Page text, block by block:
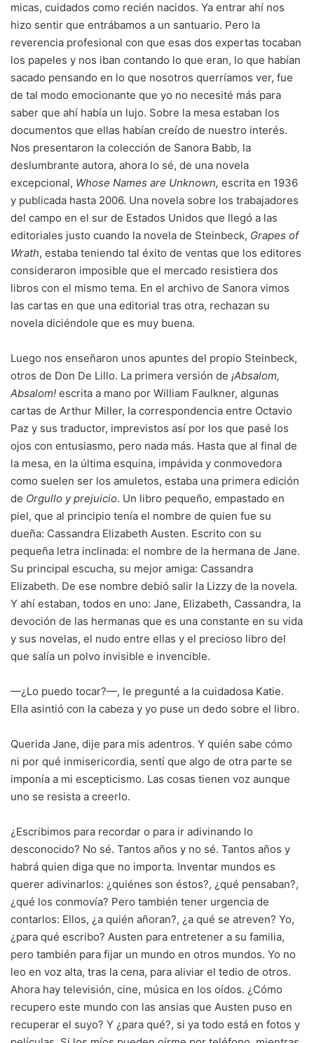
micas, cuidados como recién nacidos. Ya entrar ahí nos
hizo sentir que entrábamos a un santuario. Pero la
reverencia profesional con que esas dos expertas tocaban
los papeles y nos iban contando lo que eran, lo que habían
sacado pensando en lo que nosotros querríamos ver, fue
de tal modo emocionante que yo no necesité más para
saber que ahí había un lujo. Sobre la mesa estaban los
documentos que ellas habían creído de nuestro interés.
Nos presentaron la colección de Sanora Babb, la
deslumbrante autora, ahora lo sé, de una novela
excepcional, Whose Names are Unknown, escrita en 1936
y publicada hasta 2006. Una novela sobre los trabajadores
del campo en el sur de Estados Unidos que llegó a las
editoriales justo cuando la novela de Steinbeck, Grapes of
Wrath, estaba teniendo tal éxito de ventas que los editores
consideraron imposible que el mercado resistiera dos
libros con el mismo tema. En el archivo de Sanora vimos
las cartas en que una editorial tras otra, rechazan su
novela diciéndole que es muy buena.
Luego nos enseñaron unos apuntes del propio Steinbeck,
otros de Don De Lillo. La primera versión de ¡Absalom,
Absalom! escrita a mano por William Faulkner, algunas
cartas de Arthur Miller, la correspondencia entre Octavio
Paz y sus traductor, imprevistos así por los que pasé los
ojos con entusiasmo, pero nada más. Hasta que al final de
la mesa, en la última esquina, impávida y conmovedora
como suelen ser los amuletos, estaba una primera edición
de Orgullo y prejuicio. Un libro pequeño, empastado en
piel, que al principio tenía el nombre de quien fue su
dueña: Cassandra Elizabeth Austen. Escrito con su
pequeña letra inclinada: el nombre de la hermana de Jane.
Su principal escucha, su mejor amiga: Cassandra
Elizabeth. De ese nombre debió salir la Lizzy de la novela.
Y ahí estaban, todos en uno: Jane, Elizabeth, Cassandra, la
devoción de las hermanas que es una constante en su vida
y sus novelas, el nudo entre ellas y el precioso libro del
que salía un polvo invisible e invencible.
—¿Lo puedo tocar?—, le pregunté a la cuidadosa Katie.
Ella asintió con la cabeza y yo puse un dedo sobre el libro.
Querida Jane, dije para mis adentros. Y quién sabe cómo
ni por qué inmisericordia, sentí que algo de otra parte se
imponía a mi escepticismo. Las cosas tienen voz aunque
uno se resista a creerlo.
¿Escribimos para recordar o para ir adivinando lo
desconocido? No sé. Tantos años y no sé. Tantos años y
habrá quien diga que no importa. Inventar mundos es
querer adivinarlos: ¿quiénes son éstos?, ¿qué pensaban?,
¿qué los conmovía? Pero también tener urgencia de
contarlos: Ellos, ¿a quién añoran?, ¿a qué se atreven? Yo,
¿para qué escribo? Austen para entretener a su familia,
pero también para fijar un mundo en otros mundos. Yo no
leo en voz alta, tras la cena, para aliviar el tedio de otros.
Ahora hay televisión, cine, música en los oídos. ¿Cómo
recupero este mundo con las ansias que Austen puso en
recuperar el suyo? Y ¿para qué?, si ya todo está en fotos y